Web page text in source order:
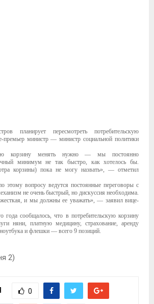
планирует пересмотреть потребительскую
премьер министр — министр социальной политики
корзину менять нужно — мы постоянно
минимум не так быстро, как хотелось бы.
корзины) пока не могу назвать», — отметил
этому вопросу ведутся постоянные переговоры с
не очень быстрый, но дискуссия необходима.
и мы должны ее уважать», — заявил вице-
года сообщалось, что в потребительскую корзину
няни, платную медицину, страхование, аренду
и флешки — всего 9 позиций.
2)
0